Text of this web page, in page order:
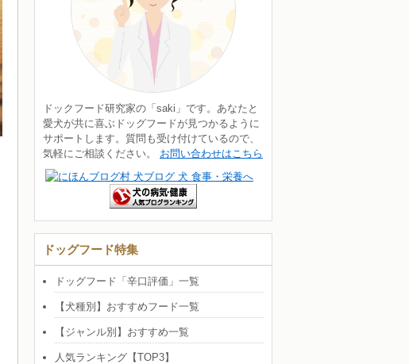
ドックフード研究家の「saki」です。あなたと
愛犬が共に喜ぶドッグフードが見つかるように
サポートします。質問も受け付けているので、
気軽にご相談ください。 お問い合わせはこちら
ドッグフード特集
ドッグフード「辛口評価」一覧
【犬種別】おすすめフード一覧
【ジャンル別】おすすめ一覧
人気ランキング【TOP3】